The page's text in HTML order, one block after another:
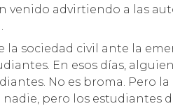
venido advirtiendo a las
la sociedad civil ante la
En esos días,
No es broma. Pero
pero los estudiantes